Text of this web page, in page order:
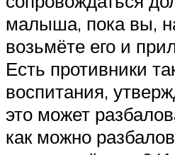
малыша, пока вы,
возьмёте его и
Есть противники
воспитания,
это может
как можно